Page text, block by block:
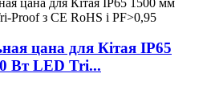
цана для Кітая IP65
Вт LED Tri...